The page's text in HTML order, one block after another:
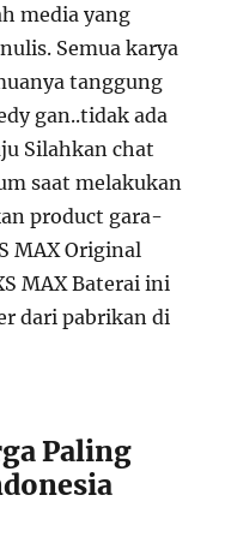
media yang
Semua karya
tanggung
gan..tidak ada
Silahkan chat
saat melakukan
product gara-
MAX Original
MAX Baterai ini
dari pabrikan di
Paling